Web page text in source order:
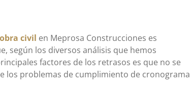
obra civil en Meprosa Construcciones es
según los diversos análisis que hemos
factores de los retrasos es que no se
los problemas de cumplimiento de cronograma